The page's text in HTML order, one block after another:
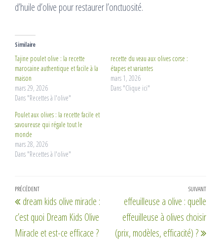
d’huile d’olive pour restaurer l’onctuosité.
Similaire
Tajine poulet olive : la recette
marocaine authentique et facile à la
maison
mars 29, 2026
Dans "Recettes à l'olive"
recette du veau aux olives corse :
étapes et variantes
mars 1, 2026
Dans "Clique ici"
Poulet aux olives : la recette facile et
savoureuse qui régale tout le
monde
mars 28, 2026
Dans "Recettes à l'olive"
Navigation
de
l’article
Article
précédent
PRÉCÉDENT
dream kids olive miracle :
c’est quoi Dream Kids Olive
Miracle et est-ce efficace ?
SUIVANT
effeuilleuse a olive : quelle
effeuilleuse à olives choisir
(prix, modèles, efficacité) ?